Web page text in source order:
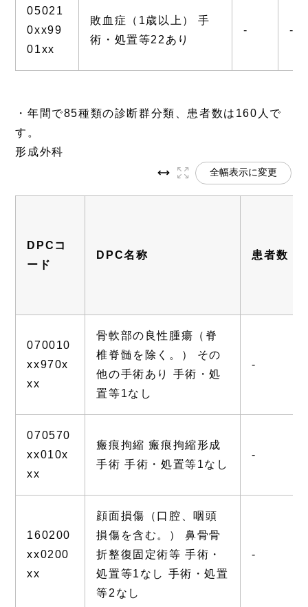
05021
0xx99
01xx
敗血症（1歳以上） 手
術・処置等22あり
- -
・年間で85種類の診断群分類、患者数は160人で
す。
形成外科
全幅表示に変更
DPCコ
ード
DPC名称 患者数
070010
xx970x
xx
骨軟部の良性腫瘍（脊
椎脊髄を除く。） その
他の手術あり 手術・処
置等1なし
-
070570
xx010x
xx
瘢痕拘縮 瘢痕拘縮形成
手術 手術・処置等1なし
-
160200
xx0200
xx
顔面損傷（口腔、咽頭
損傷を含む。） 鼻骨骨
折整復固定術等 手術・
処置等1なし 手術・処置
等2なし
-